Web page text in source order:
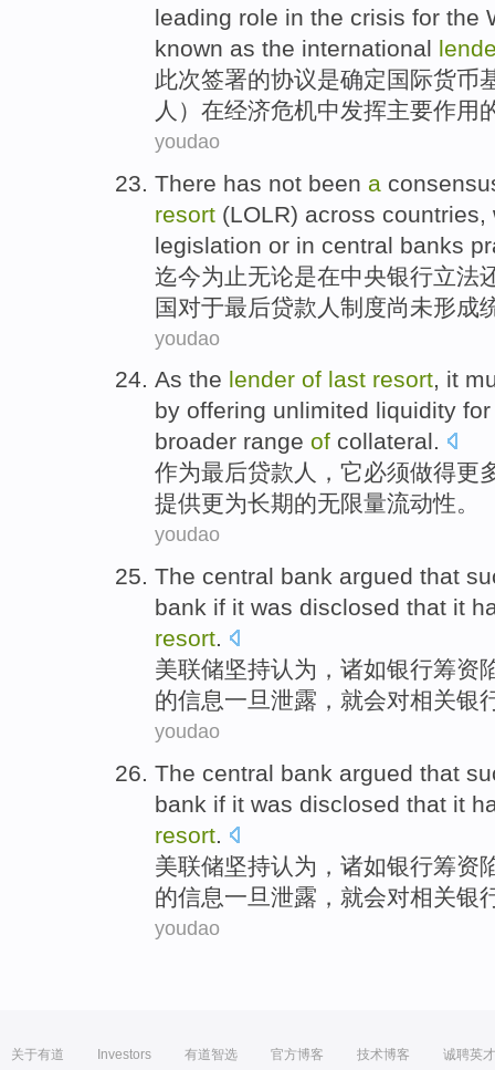
leading role in the crisis for the
known as the international
此次签署的协议是确定 国际货币
人 ） 在经济危机中发挥主要作用
youdao
There has not been a
resort (LOLR) across countries
legislation or in central banks
迄今为止无论是在中央银行立法
国对于最后贷款人制度尚未形成
youdao
As the lender of last resort, it
by offering unlimited liquidity
broader range of collateral.
作为最后贷款人 ， 它必须做得更
提供更为长期的无限量流动性。
youdao
The central bank argued that
bank if it was disclosed that it
resort.
美联储坚持认为 ， 诸如银行筹资
的信息一旦 泄露 ， 就会对相关银
youdao
The central bank argued that
bank if it was disclosed that it
resort.
美联储坚持认为 ， 诸如银行筹资
的信息一旦 泄露 ， 就会对相关银
youdao
关于有道 Investors 有道智选 官方博客 技术博客 诚聘英才